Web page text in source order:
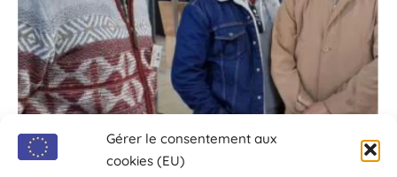
Gérer le consentement aux
cookies (EU)